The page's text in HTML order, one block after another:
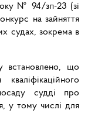
№ 94/зп-23 (зі
на зайняття
судах, зокрема в
встановлено, що
судді про
у тому числі для